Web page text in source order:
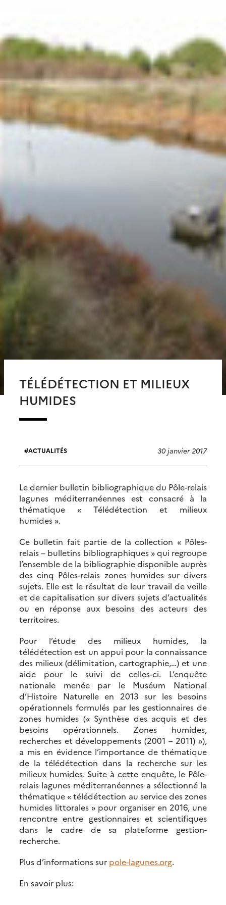
TÉLÉDÉTECTION ET MILIEUX
HUMIDES
ACTUALITÉS 30 janvier 2017
Le dernier bulletin bibliographique du Pôle-relais
lagunes méditerranéennes est consacré à la
thématique « Télédétection et milieux
humides ».
Ce bulletin fait partie de la collection « Pôles-
relais – bulletins bibliographiques » qui regroupe
l’ensemble de la bibliographie disponible auprès
des cinq Pôles-relais zones humides sur divers
sujets. Elle est le résultat de leur travail de veille
et de capitalisation sur divers sujets d’actualités
ou en réponse aux besoins des acteurs des
territoires.
Pour l’étude des milieux humides, la
télédétection est un appui pour la connaissance
des milieux (délimitation, cartographie,…) et une
aide pour le suivi de celles-ci. L’enquête
nationale menée par le Muséum National
d’Histoire Naturelle en 2013 sur les besoins
opérationnels formulés par les gestionnaires de
zones humides (« Synthèse des acquis et des
besoins opérationnels. Zones humides,
recherches et développements (2001 – 2011) »),
a mis en évidence l’importance de thématique
de la télédétection dans la recherche sur les
milieux humides. Suite à cette enquête, le Pôle-
relais lagunes méditerranéennes a sélectionné la
thématique « télédétection au service des zones
humides littorales » pour organiser en 2016, une
rencontre entre gestionnaires et scientifiques
dans le cadre de sa plateforme gestion-
recherche.
Plus d’informations sur pole-lagunes.org.
En savoir plus: